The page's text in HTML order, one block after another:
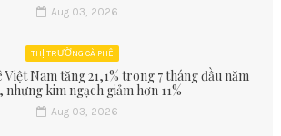
Aug 03, 2026
THỊ TRƯỜNG CÀ PHÊ
Nam tăng 21,1% trong 7 tháng đầu năm
nhưng kim ngạch giảm hơn 11%
Aug 03, 2026